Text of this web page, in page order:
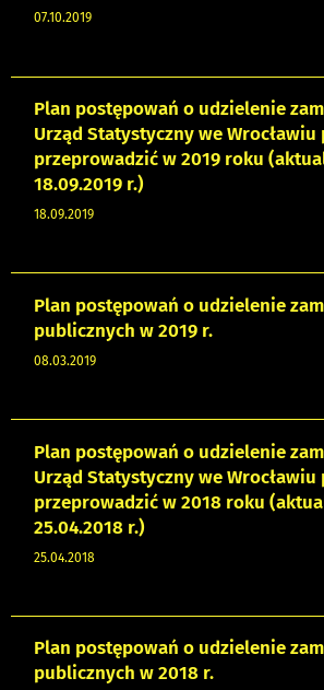
07.10.2019
Plan postępowań o udzielenie
Urząd Statystyczny we
przeprowadzić w 2019 roku
18.09.2019 r.)
18.09.2019
Plan postępowań o udzielenie
publicznych w 2019 r.
08.03.2019
Plan postępowań o udzielenie
Urząd Statystyczny we
przeprowadzić w 2018 roku
25.04.2018 r.)
25.04.2018
Plan postępowań o udzielenie
publicznych w 2018 r.